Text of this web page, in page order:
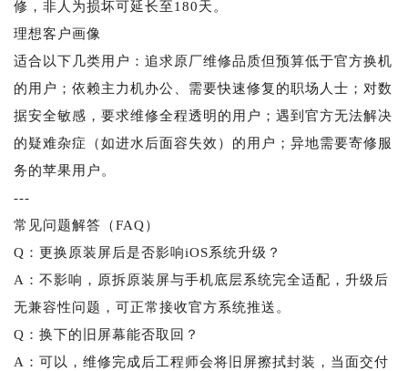
修，非人为损坏可延长至180天。
理想客户画像
适合以下几类用户：追求原厂维修品质但预算低于官方换机
的用户；依赖主力机办公、需要快速修复的职场人士；对数
据安全敏感，要求维修全程透明的用户；遇到官方无法解决
的疑难杂症（如进水后面容失效）的用户；异地需要寄修服
务的苹果用户。
---
常见问题解答（FAQ）
Q：更换原装屏后是否影响iOS系统升级？
A：不影响，原拆原装屏与手机底层系统完全适配，升级后
无兼容性问题，可正常接收官方系统推送。
Q：换下的旧屏幕能否取回？
A：可以，维修完成后工程师会将旧屏擦拭封装，当面交付